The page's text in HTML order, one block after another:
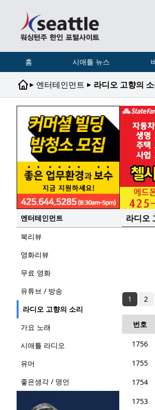
홈 시애틀 뉴스
▸ 엔터테인먼트 ▸ 라디오 고향의
엔터테인먼트
북리뷰
영화리뷰
무료 영화
유튜브 / 방송
라디오 고향의 소리
가요 노래
시애틀 라디오
유머
좋은생각 / 명언
라디오
1 2
번호
1756
1755
1754
1753